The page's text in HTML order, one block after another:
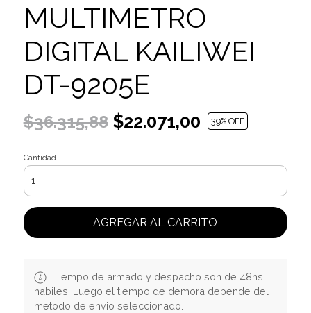
MULTIMETRO
DIGITAL KAILIWEI
DT-9205E
$36.315,88$22.071,00 39% OFF
Cantidad
AGREGAR AL CARRITO
Tiempo de armado y despacho son de 48hs
habiles. Luego el tiempo de demora depende del
metodo de envio seleccionado.